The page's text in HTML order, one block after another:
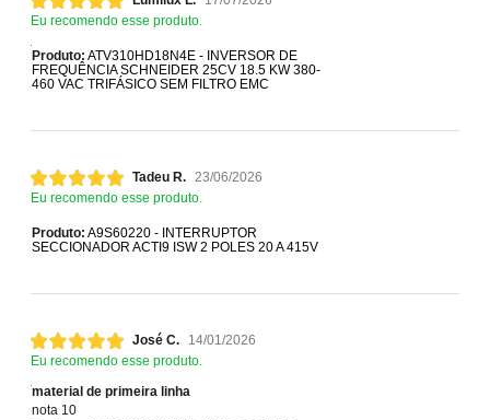
Eu recomendo esse produto.
Produto: ATV310HD18N4E - INVERSOR DE
FREQUÊNCIA SCHNEIDER 25CV 18.5 KW 380-
460 VAC TRIFÁSICO SEM FILTRO EMC
Tadeu R. 23/06/2026
Eu recomendo esse produto.
Produto: A9S60220 - INTERRUPTOR
SECCIONADOR ACTI9 ISW 2 POLES 20 A 415V
José C.
14/01/2026
Eu recomendo esse produto.
material de primeira linha
nota 10